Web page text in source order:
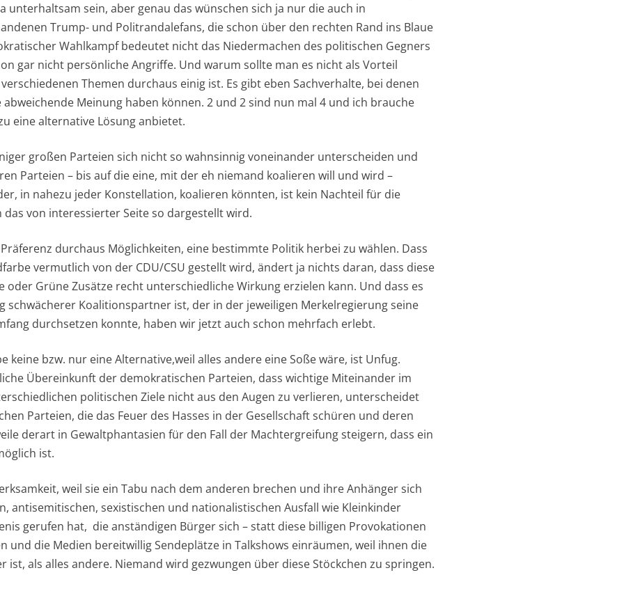
unterhaltsam sein, aber genau das wünschen sich ja nur die auch in
Trump- und Politrandalefans, die schon über den rechten Rand ins Blaue
Wahlkampf bedeutet nicht das Niedermachen des politischen Gegners
gar nicht persönliche Angriffe. Und warum sollte man es nicht als Vorteil
Themen durchaus einig ist. Es gibt eben Sachverhalte, bei denen
Meinung haben können. 2 und 2 sind nun mal 4 und ich brauche
eine alternative Lösung anbietet.
großen Parteien sich nicht so wahnsinnig voneinander unterscheiden und
Parteien – bis auf die eine, mit der eh niemand koalieren will und wird –
in nahezu jeder Konstellation, koalieren könnten, ist kein Nachteil für die
das von interessierter Seite so dargestellt wird.
durchaus Möglichkeiten, eine bestimmte Politik herbei zu wählen. Dass
vermutlich von der CDU/CSU gestellt wird, ändert ja nichts daran, dass diese
oder Grüne Zusätze recht unterschiedliche Wirkung erzielen kann. Und dass es
schwächerer Koalitionspartner ist, der in der jeweiligen Merkelregierung seine
durchsetzen konnte, haben wir jetzt auch schon mehrfach erlebt.
keine bzw. nur eine Alternative,weil alles andere eine Soße wäre, ist Unfug.
Übereinkunft der demokratischen Parteien, dass wichtige Miteinander im
politischen Ziele nicht aus den Augen zu verlieren, unterscheidet
Parteien, die das Feuer des Hasses in der Gesellschaft schüren und deren
derart in Gewaltphantasien für den Fall der Machtergreifung steigern, dass ein
ist.
weil sie ein Tabu nach dem anderen brechen und ihre Anhänger sich
antisemitischen, sexistischen und nationalistischen Ausfall wie Kleinkinder
gerufen hat, die anständigen Bürger sich – statt diese billigen Provokationen
und die Medien bereitwillig Sendeplätze in Talkshows einräumen, weil ihnen die
ist, als alles andere. Niemand wird gezwungen über diese Stöckchen zu springen.